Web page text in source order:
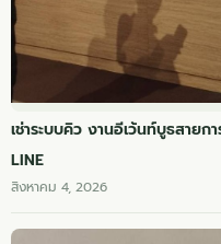
เช่าระบบคิว งานอีเว้นท์บูธสาย
LINE
สิงหาคม 4, 2026